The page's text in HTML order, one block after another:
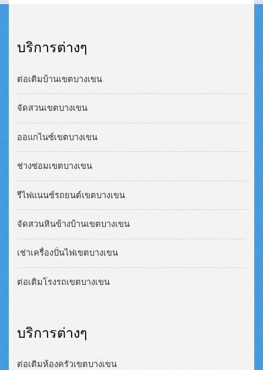
บริการต่างๆ
ต่อเติมบ้านเขตบางเขน
จัดสวนเขตบางเขน
ออแกไนซ์เขตบางเขน
ช่างซ่อมเขตบางเขน
รีไฟแนนซ์รถยนต์เขตบางเขน
จัดสวนหินข้างบ้านเขตบางเขน
เช่าเครื่องปั่นไฟเขตบางเขน
ต่อเติมโรงรถเขตบางเขน
บริการต่างๆ
ต่อเติมห้องครัวเขตบางเขน